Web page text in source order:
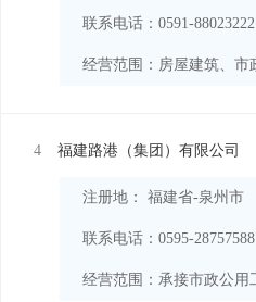
联系电话：0591-88023222
经营范围：
4 福建路港（集团）有限公司
注册地： 福建省-泉州市
联系电话：0595-28757588
经营范围：